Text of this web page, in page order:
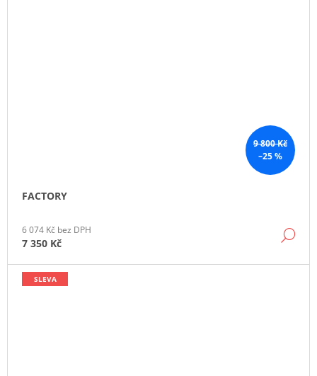
9 800 Kč
–25 %
FACTORY
6 074 Kč bez DPH
7 350 Kč
SLEVA